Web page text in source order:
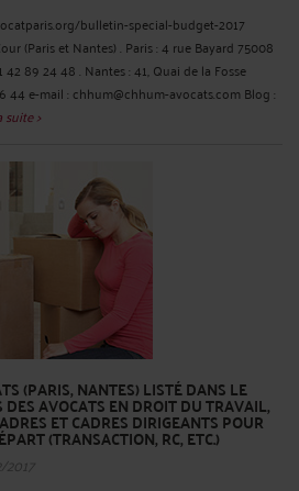
bulletin-special-budget-2017
(Paris et Nantes) . Paris : 4 rue Bayard 75008
89 24 48 . Nantes : 41, Quai de la Fosse
44 e-mail : chhum@chhum-avocats.com Blog :
suite >
(PARIS, NANTES) LISTÉ DANS LE
AVOCATS EN DROIT DU TRAVAIL,
ET CADRES DIRIGEANTS POUR
(TRANSACTION, RC, ETC.)